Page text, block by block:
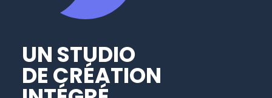
UN STUDIO
DE CRÉATION